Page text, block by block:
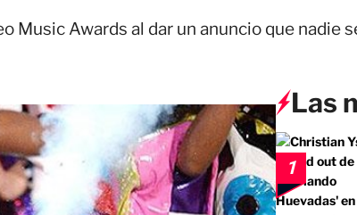
Music Awards al dar un anuncio que nadie
Las
1